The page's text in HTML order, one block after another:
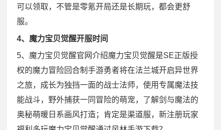
可以领取，不管是零氪开局还是长期玩，都会更舒
服。
4、魔力宝贝觉醒开服时间
5、魔力宝贝觉醒官网介绍魔力宝贝觉醒是SE正版授
权的魔力冒险回合制手游勇者将在法兰城开启异世界
之旅，成长为独挡一面的战士法师，使用专属魔法技
能战斗，野外捕获一同冒险的萌宠，了解剑与魔法的
奥秘萌暖日系画风打造；肯定是渠道服，新注册玩家